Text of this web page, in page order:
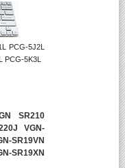
PCG-5J2L
PCG-5K3L
SR210
VGN-
SR19VN